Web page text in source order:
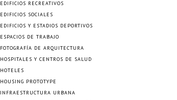
EDIFICIOS RECREATIVOS
EDIFICIOS SOCIALES
EDIFICIOS Y ESTADIOS DEPORTIVOS
ESPACIOS DE TRABAJO
FOTOGRAFÍA DE ARQUITECTURA
HOSPITALES Y CENTROS DE SALUD
HOTELES
HOUSING PROTOTYPE
INFRAESTRUCTURA URBANA